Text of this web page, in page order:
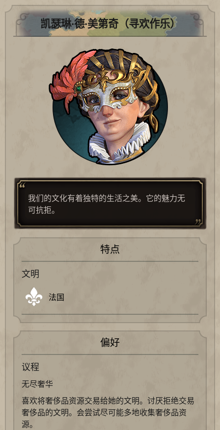
凯瑟琳·德·美第奇（寻欢作乐）
我们的文化有着独特的生活之美。它的魅力无
可抗拒。
特点
文明
法国
偏好
议程
无尽奢华
喜欢将奢侈品资源交易给她的文明。讨厌拒绝交易
奢侈品的文明。会尝试尽可能多地收集奢侈品资
源。